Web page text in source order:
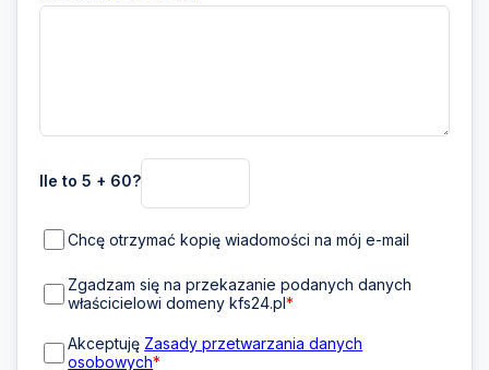
Ile to 5 + 60?
Chcę otrzymać kopię wiadomości na mój e-mail
Zgadzam się na przekazanie podanych danych
właścicielowi domeny kfs24.pl*
Akceptuję Zasady przetwarzania danych
osobowych*